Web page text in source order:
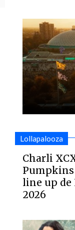
Lollapalooza
Charli
Pumpkins
line up de
2026